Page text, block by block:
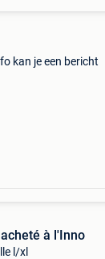
kan je een bericht
peignoir neuf à vendre, acheté à l'Inno
l/xl